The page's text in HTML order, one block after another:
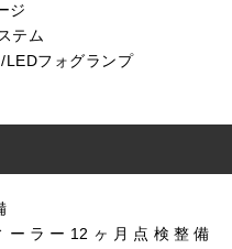
ジ
テム
LEDフォグランプ
ラー12ヶ月点検整備